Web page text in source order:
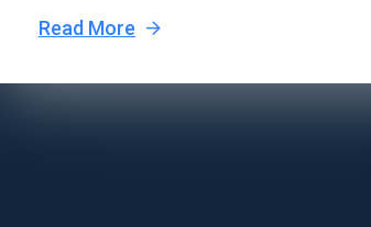
Read More